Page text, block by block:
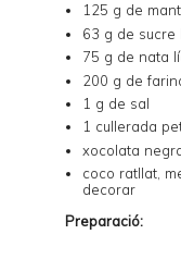
125 g de
63 g de sucre
75 g de nata
200 g de
1 g de sal
1 cullerada
xocolata
coco ratllat,
decorar
Preparació: